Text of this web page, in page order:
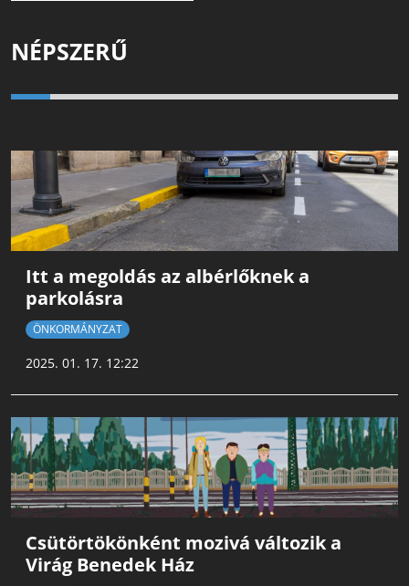
NÉPSZERŰ
Itt a megoldás az albérlőknek a
parkolásra
ÖNKORMÁNYZAT
2025. 01. 17. 12:22
Csütörtökönként mozivá változik a
Virág Benedek Ház